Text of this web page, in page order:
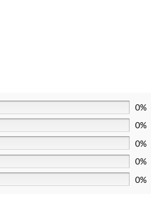
0%
0%
0%
0%
0%